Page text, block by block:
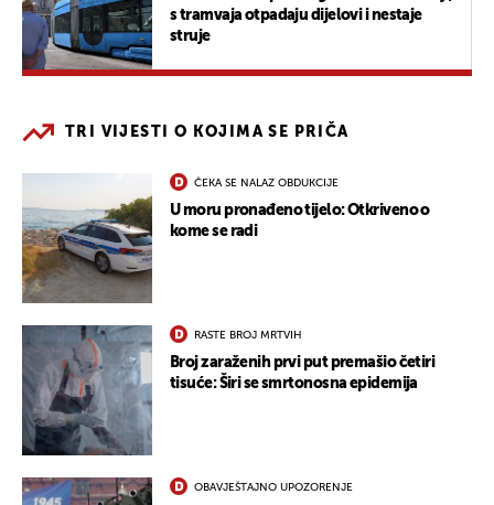
s tramvaja otpadaju dijelovi i nestaje
struje
TRI VIJESTI O KOJIMA SE PRIČA
ČEKA SE NALAZ OBDUKCIJE
U moru pronađeno tijelo: Otkriveno o
kome se radi
RASTE BROJ MRTVIH
Broj zaraženih prvi put premašio četiri
tisuće: Širi se smrtonosna epidemija
OBAVJEŠTAJNO UPOZORENJE